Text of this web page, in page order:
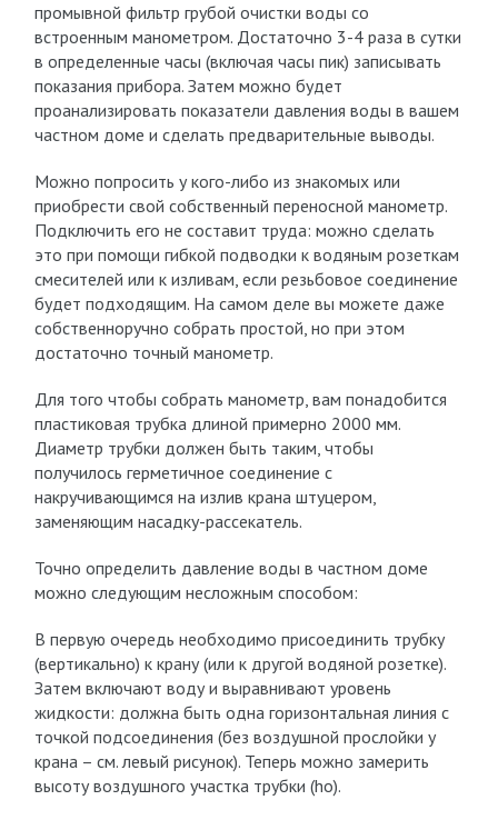
промывной фильтр грубой очистки воды со
встроенным манометром. Достаточно 3-4 раза в сутки
в определенные часы (включая часы пик) записывать
показания прибора. Затем можно будет
проанализировать показатели давления воды в вашем
частном доме и сделать предварительные выводы.
Можно попросить у кого-либо из знакомых или
приобрести свой собственный переносной манометр.
Подключить его не составит труда: можно сделать
это при помощи гибкой подводки к водяным розеткам
смесителей или к изливам, если резьбовое соединение
будет подходящим. На самом деле вы можете даже
собственноручно собрать простой, но при этом
достаточно точный манометр.
Для того чтобы собрать манометр, вам понадобится
пластиковая трубка длиной примерно 2000 мм.
Диаметр трубки должен быть таким, чтобы
получилось герметичное соединение с
накручивающимся на излив крана штуцером,
заменяющим насадку-рассекатель.
Точно определить давление воды в частном доме
можно следующим несложным способом:
В первую очередь необходимо присоединить трубку
(вертикально) к крану (или к другой водяной розетке).
Затем включают воду и выравнивают уровень
жидкости: должна быть одна горизонтальная линия с
точкой подсоединения (без воздушной прослойки у
крана – см. левый рисунок). Теперь можно замерить
высоту воздушного участка трубки (ho).